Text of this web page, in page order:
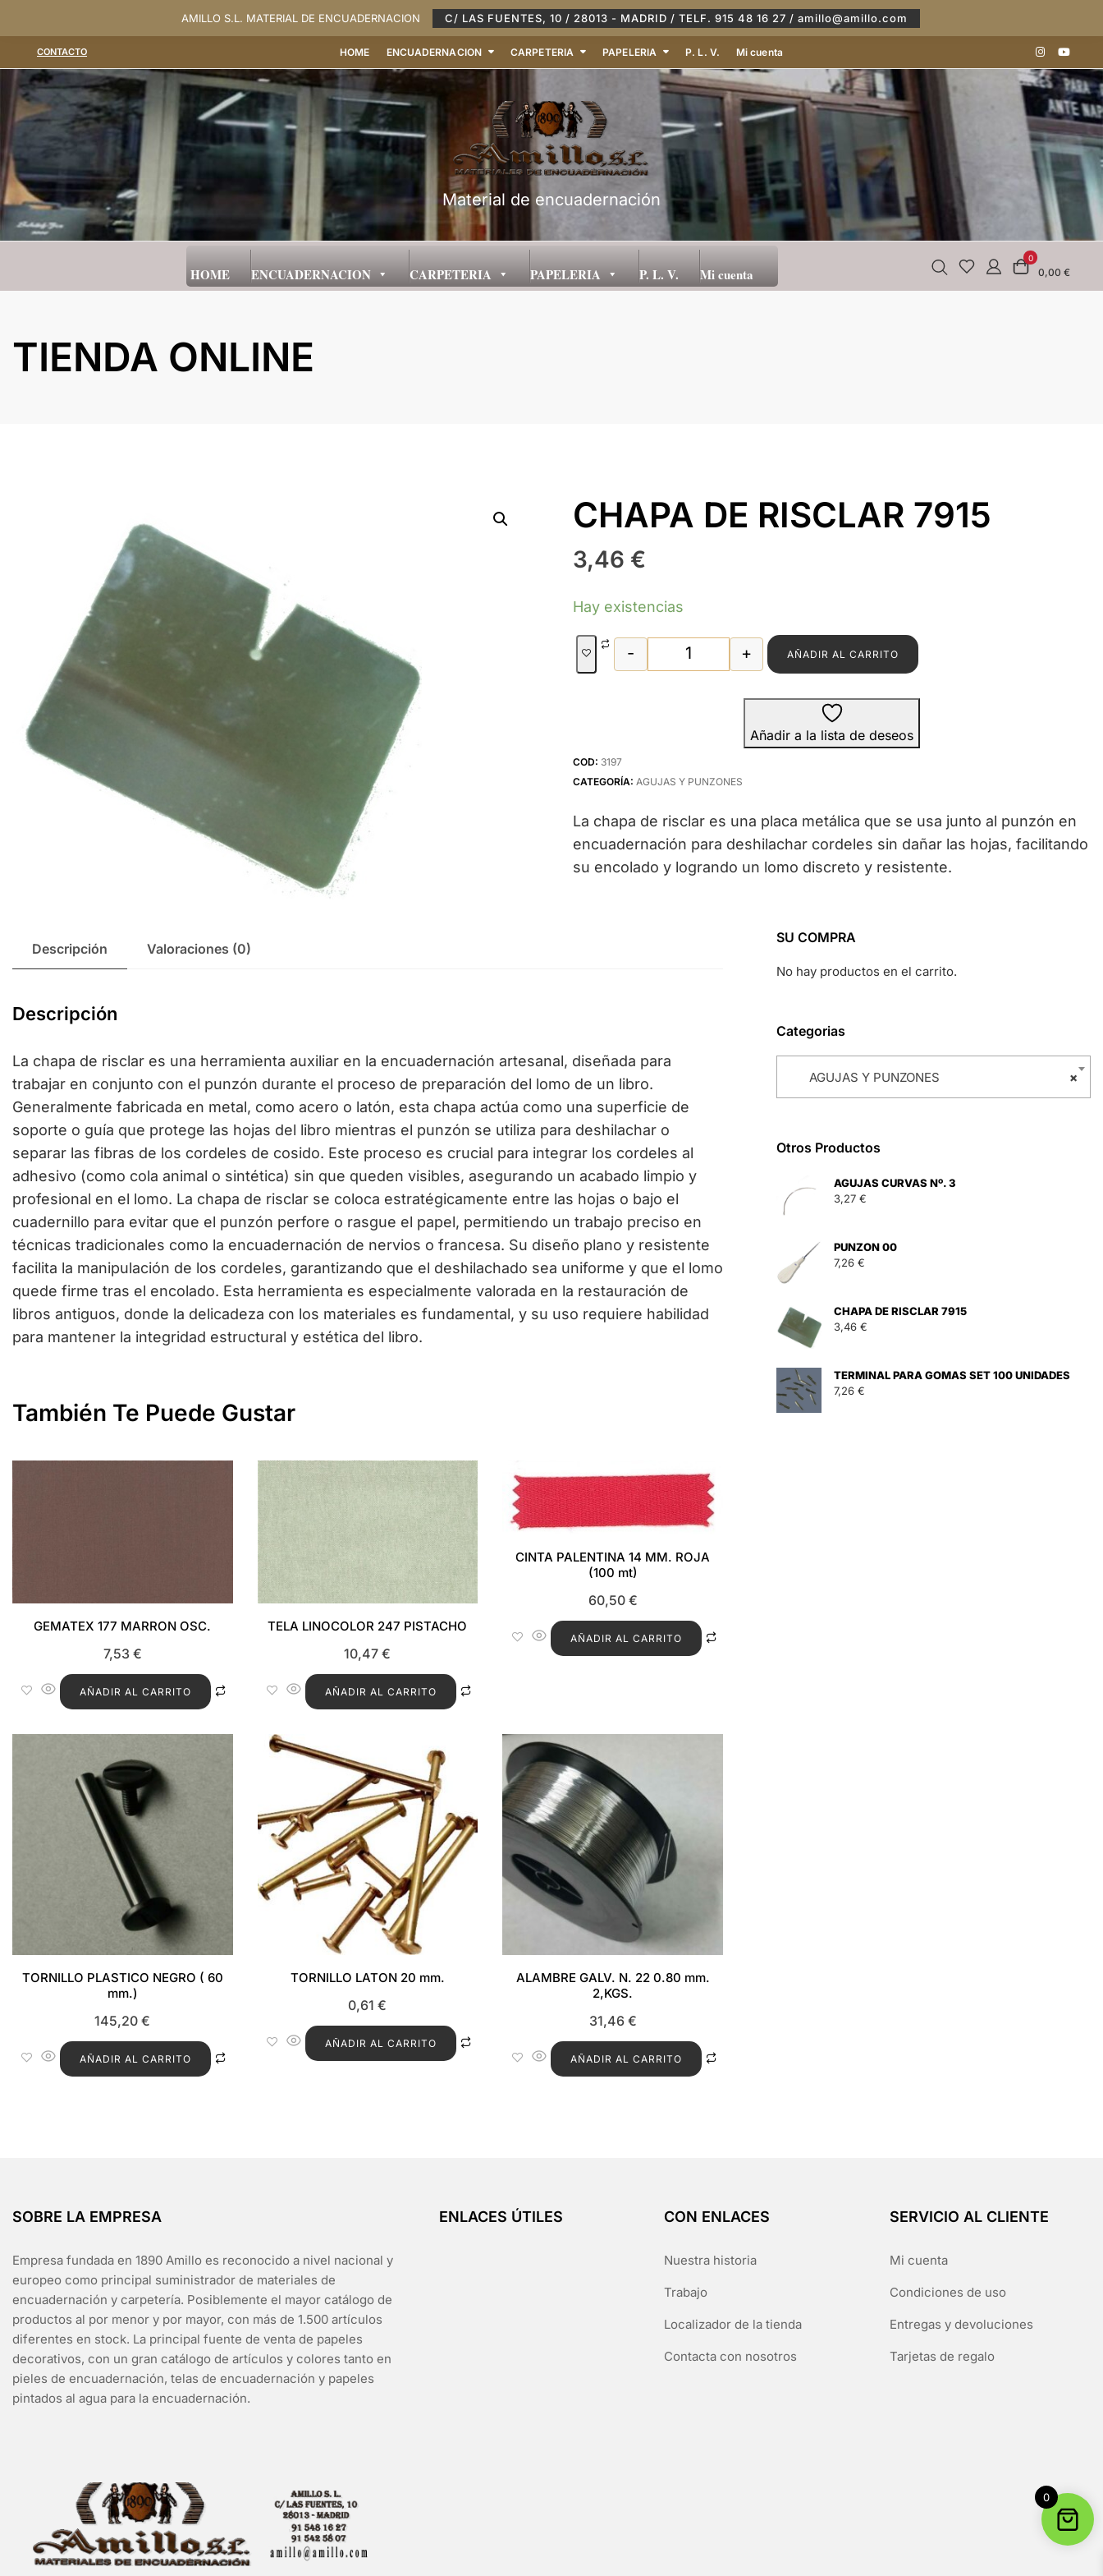
al
contenido
AMILLO S.L. MATERIAL DE ENCUADERNACION C/ LAS FUENTES, 10 / 28013 - MADRID / TELF. 915 48 16 27 / amillo@amillo.com
CONTACTO HOME ENCUADERNACION CARPETERIA PAPELERIA P. L. V. Mi cuenta
Material de encuadernación
HOME ENCUADERNACION CARPETERIA PAPELERIA P. L. V. Mi cuenta
0
0,00 €
TIENDA ONLINE
CHAPA DE RISCLAR 7915
3,46 €
Hay existencias
CHAPA DE RISCLAR 7915 cantidad
- + AÑADIR AL CARRITO
Añadir a la lista de deseos
COD: 3197
CATEGORÍA: AGUJAS Y PUNZONES
La chapa de risclar es una placa metálica que se usa junto al punzón en
encuadernación para deshilachar cordeles sin dañar las hojas, facilitando
su encolado y logrando un lomo discreto y resistente.
Descripción Valoraciones (0)
Descripción
La chapa de risclar es una herramienta auxiliar en la encuadernación artesanal, diseñada para
trabajar en conjunto con el punzón durante el proceso de preparación del lomo de un libro.
Generalmente fabricada en metal, como acero o latón, esta chapa actúa como una superficie de
soporte o guía que protege las hojas del libro mientras el punzón se utiliza para deshilachar o
separar las fibras de los cordeles de cosido. Este proceso es crucial para integrar los cordeles al
adhesivo (como cola animal o sintética) sin que queden visibles, asegurando un acabado limpio y
profesional en el lomo. La chapa de risclar se coloca estratégicamente entre las hojas o bajo el
cuadernillo para evitar que el punzón perfore o rasgue el papel, permitiendo un trabajo preciso en
técnicas tradicionales como la encuadernación de nervios o francesa. Su diseño plano y resistente
facilita la manipulación de los cordeles, garantizando que el deshilachado sea uniforme y que el lomo
quede firme tras el encolado. Esta herramienta es especialmente valorada en la restauración de
libros antiguos, donde la delicadeza con los materiales es fundamental, y su uso requiere habilidad
para mantener la integridad estructural y estética del libro.
También Te Puede Gustar
GEMATEX 177 MARRON OSC.
7,53 €
AÑADIR AL CARRITO
TELA LINOCOLOR 247 PISTACHO
10,47€
AÑADIR AL CARRITO
CINTA PALENTINA 14 MM. ROJA
(100 mt)
60,50 €
AÑADIR AL CARRITO
TORNILLO PLASTICO NEGRO ( 60
mm.)
145,20€
AÑADIR AL CARRITO
TORNILLO LATON 20 mm.
0,61€
AÑADIR AL CARRITO
ALAMBRE GALV. N. 22 0.80 mm.
2,KGS.
31,46 €
AÑADIR AL CARRITO
SU COMPRA
No hay productos en el carrito.
Categorias
×
AGUJAS Y PUNZONES
Otros Productos
AGUJAS CURVAS Nº. 3
3,27 €
PUNZON 00
7,26 €
CHAPA DE RISCLAR 7915
3,46 €
TERMINAL PARA GOMAS SET 100 UNIDADES
7,26 €
SOBRE LA EMPRESA
Empresa fundada en 1890 Amillo es reconocido a nivel nacional y
europeo como principal suministrador de materiales de
encuadernación y carpetería. Posiblemente el mayor catálogo de
productos al por menor y por mayor, con más de 1.500 artículos
diferentes en stock. La principal fuente de venta de papeles
decorativos, con un gran catálogo de artículos y colores tanto en
pieles de encuadernación, telas de encuadernación y papeles
pintados al agua para la encuadernación.
ENLACES ÚTILES CON ENLACES
Nuestra historia
Trabajo
Localizador de la tienda
Contacta con nosotros
SERVICIO AL CLIENTE
Mi cuenta
Condiciones de uso
Entregas y devoluciones
Tarjetas de regalo
0